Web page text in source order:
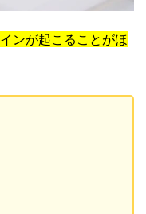
ンが起こることがほ